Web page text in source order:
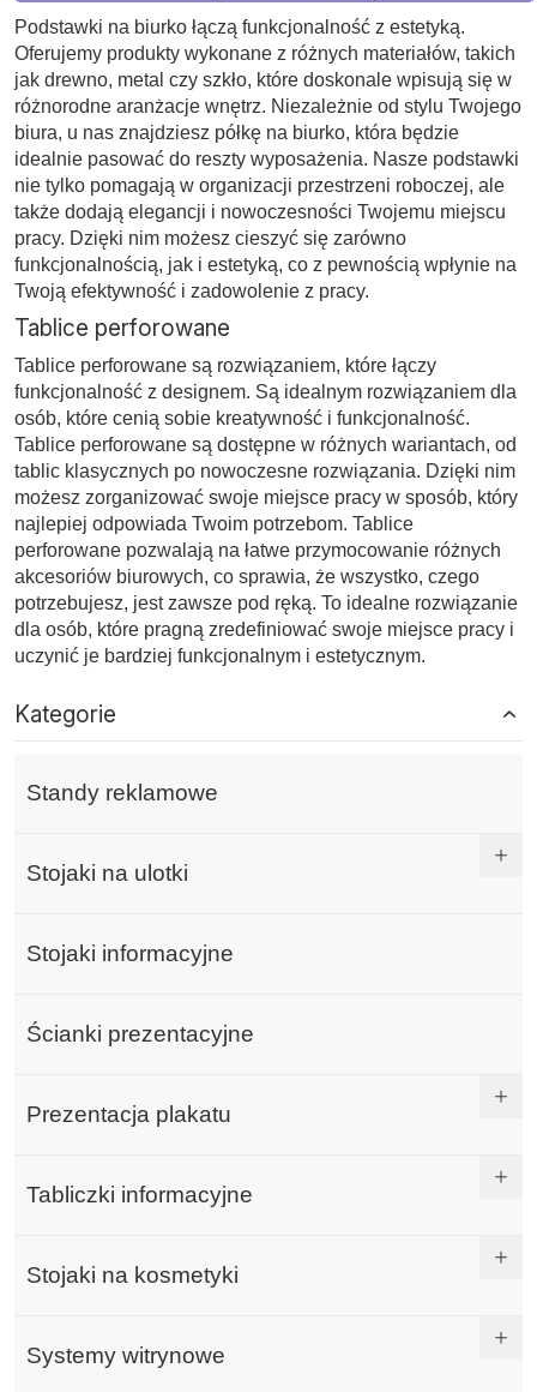
Podstawki na biurko łączą funkcjonalność z estetyką.
Oferujemy produkty wykonane z różnych materiałów, takich
jak drewno, metal czy szkło, które doskonale wpisują się w
różnorodne aranżacje wnętrz. Niezależnie od stylu Twojego
biura, u nas znajdziesz półkę na biurko, która będzie
idealnie pasować do reszty wyposażenia. Nasze podstawki
nie tylko pomagają w organizacji przestrzeni roboczej, ale
także dodają elegancji i nowoczesności Twojemu miejscu
pracy. Dzięki nim możesz cieszyć się zarówno
funkcjonalnością, jak i estetyką, co z pewnością wpłynie na
Twoją efektywność i zadowolenie z pracy.
Tablice perforowane
Tablice perforowane są rozwiązaniem, które łączy
funkcjonalność z designem. Są idealnym rozwiązaniem dla
osób, które cenią sobie kreatywność i funkcjonalność.
Tablice perforowane są dostępne w różnych wariantach, od
tablic klasycznych po nowoczesne rozwiązania. Dzięki nim
możesz zorganizować swoje miejsce pracy w sposób, który
najlepiej odpowiada Twoim potrzebom. Tablice
perforowane pozwalają na łatwe przymocowanie różnych
akcesoriów biurowych, co sprawia, że wszystko, czego
potrzebujesz, jest zawsze pod ręką. To idealne rozwiązanie
dla osób, które pragną zredefiniować swoje miejsce pracy i
uczynić je bardziej funkcjonalnym i estetycznym.
Kategorie
Standy reklamowe
Stojaki na ulotki
Stojaki informacyjne
Ścianki prezentacyjne
Prezentacja plakatu
Tabliczki informacyjne
Stojaki na kosmetyki
Systemy witrynowe